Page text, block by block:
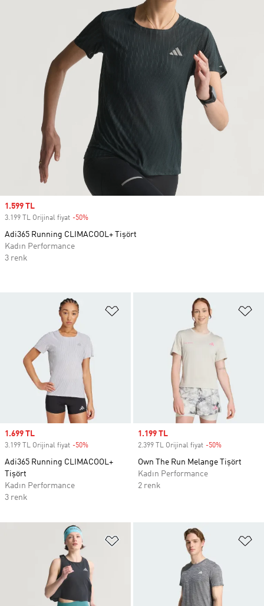
Favori Listesine Ekle
Sale price
1.699 TL
3.199 TL Orijinal fiyat -50%
Adi365 Running CLIMACOOL+
Tişört
Kadın Performance
3 renk
Sale price
1.199 TL
2.399 TL Orijinal fiyat -50%
Own The Run Melange Tişört
Kadın Performance
2 renk
Favori Listesine Ekle
Sale price
1.599 TL
3.199 TL Orijinal fiyat -50%
Adi365 Running CLIMACOOL+ Tişört
Kadın Performance
3 renk